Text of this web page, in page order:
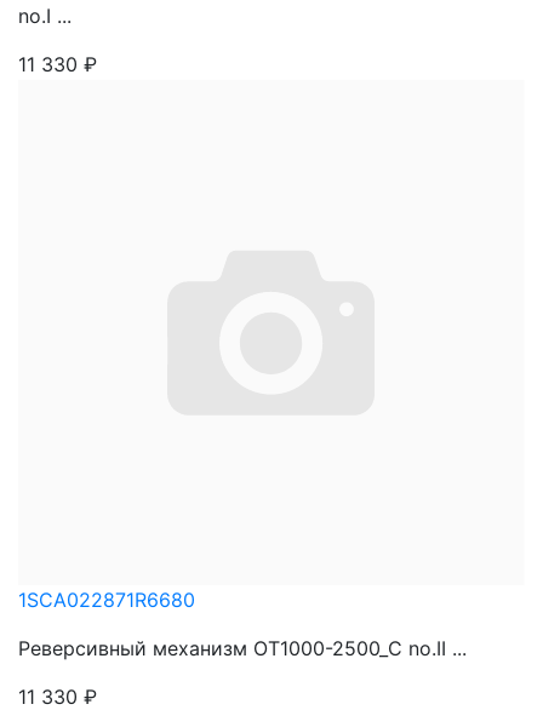
no.I ...
11 330 ₽
1SCA022871R6680
Реверсивный механизм OT1000-2500_С no.II ...
11 330 ₽